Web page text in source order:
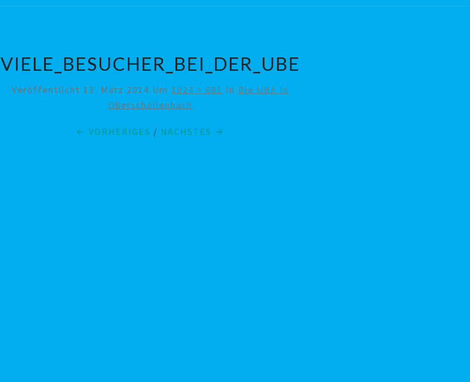
VIELE_BESUCHER_BEI_DER_UBE
Veröffentlicht 13. März 2014 Um 1024 × 681 In Die UBE In
Oberschöllenbach
← VORHERIGES / NÄCHSTES →